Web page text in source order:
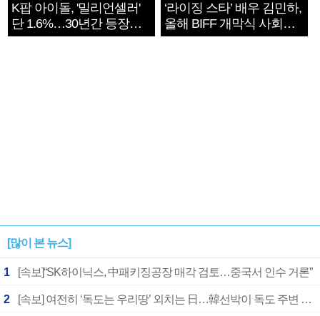
K팝 아이돌, '밀리언셀러'
단 1.6%…30년간 등장
1182개팀 전수조사
‘라이징 스타’ 배우 김민하,
올해 BIFF 개막식 사회자
확정
[많이 본 뉴스]
1 [속보]“SK하이닉스, 中패키징공장 매각 검토…중국서 인수 거론”
2 [속보] 여전히 ‘독도는 우리땅’ 외치는 日…韓선박이 독도 주변 해양조사 활동하자 반발